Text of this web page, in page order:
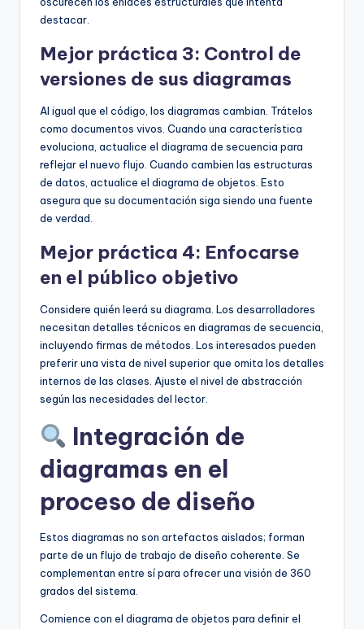
destacar.
Mejor práctica 3: Control de
versiones de sus diagramas
Al igual que el código, los diagramas cambian. Trátelos
como documentos vivos. Cuando una característica
evoluciona, actualice el diagrama de secuencia para
reflejar el nuevo flujo. Cuando cambien las estructuras
de datos, actualice el diagrama de objetos. Esto
asegura que su documentación siga siendo una fuente
de verdad.
Mejor práctica 4: Enfocarse
en el público objetivo
Considere quién leerá su diagrama. Los desarrolladores
necesitan detalles técnicos en diagramas de secuencia,
incluyendo firmas de métodos. Los interesados pueden
preferir una vista de nivel superior que omita los detalles
internos de las clases. Ajuste el nivel de abstracción
según las necesidades del lector.
Integración de
diagramas en el
proceso de diseño
Estos diagramas no son artefactos aislados; forman
parte de un flujo de trabajo de diseño coherente. Se
complementan entre sí para ofrecer una visión de 360
grados del sistema.
Comience con el diagrama de objetos para definir el